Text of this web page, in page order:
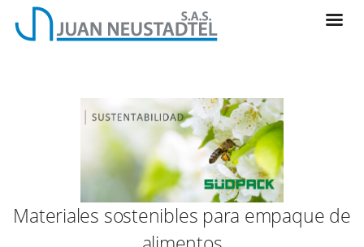
Materiales sostenibles para empaque de